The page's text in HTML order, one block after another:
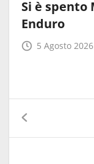
Si è spento
Enduro
5 Agosto 2026